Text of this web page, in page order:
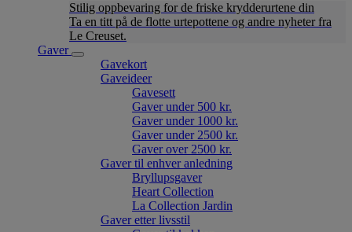
Stilig oppbevaring for de friske krydderurtene din
Ta en titt på de flotte urtepottene og andre nyheter fra
Le Creuset.
Gaver
Gavekort
Gaveideer
Gavesett
Gaver under 500 kr.
Gaver under 1000 kr.
Gaver under 2500 kr.
Gaver over 2500 kr.
Gaver til enhver anledning
Bryllupsgaver
Heart Collection
La Collection Jardin
Gaver etter livsstil